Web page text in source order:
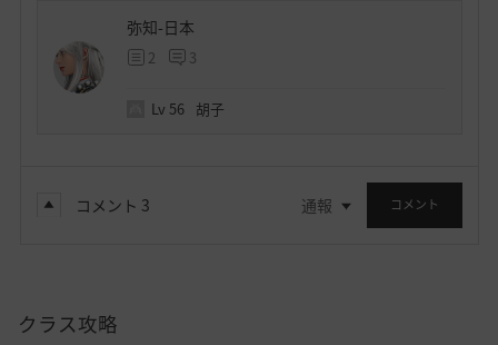
弥知-日本
2 3
Lv 56 胡子
コメント 3 通報 コメント
クラス攻略